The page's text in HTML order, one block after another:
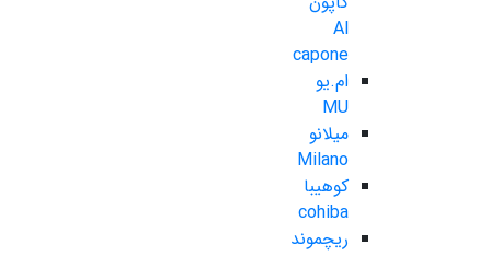
Al
capone
ام.یو
MU
میلانو
Milano
کوهیبا
cohiba
ریچموند